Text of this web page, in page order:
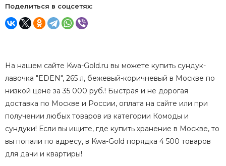
Поделиться в соцсетях:
На нашем сайте Kwa-Gold.ru вы можете купить сундук-
лавочка "EDEN", 265 л, бежевый-коричневый в Москве по
низкой цене за 35 000 руб.! Быстрая и не дорогая
доставка по Москве и России, оплата на сайте или при
получении любых товаров из категории Комоды и
сундуки! Если вы ищите, где купить хранение в Москве, то
вы попали по адресу, в Kwa-Gold порядка 4 500 товаров
для дачи и квартиры!